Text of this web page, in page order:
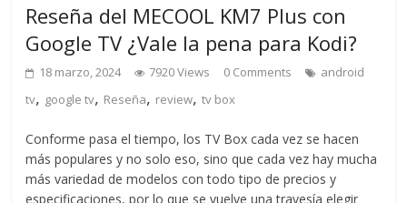
Reseña del MECOOL KM7 Plus con
Google TV ¿Vale la pena para Kodi?
18 marzo, 2024 7920 Views 0 Comments
android
tv, google tv, Reseña, review,tv box
Conforme pasa el tiempo, los TV Box cada vez se hacen
más populares y no solo eso, sino que cada vez hay mucha
más variedad de modelos con todo tipo de precios y
especificaciones, por lo que se vuelve una travesía elegir